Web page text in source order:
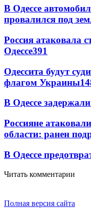
В Одессе
провалился под
Россия атаковала
Одессе391
Одессита будут
флагом Украины
В Одессе
Россияне
области: ранен
В Одессе
Читать комментарии
Полная версия сайта